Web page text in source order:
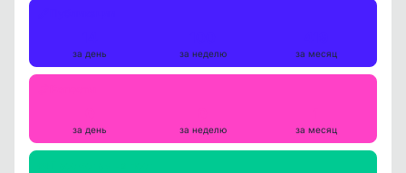
за день за неделю за месяц
за день за неделю за месяц